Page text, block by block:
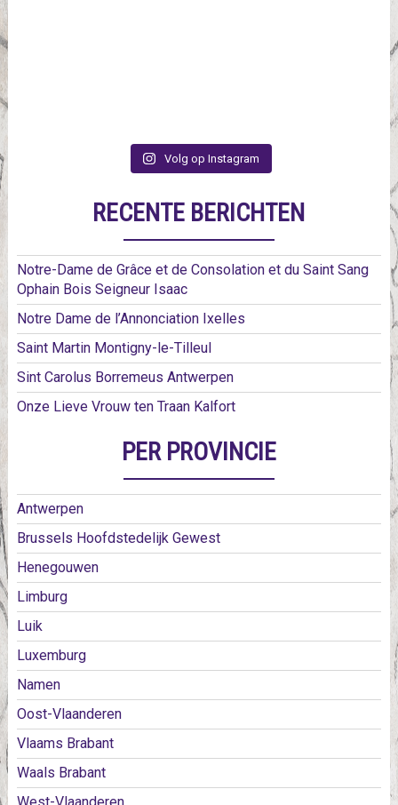
Volg op Instagram
RECENTE BERICHTEN
Notre-Dame de Grâce et de Consolation et du Saint Sang
Ophain Bois Seigneur Isaac
Notre Dame de l’Annonciation Ixelles
Saint Martin Montigny-le-Tilleul
Sint Carolus Borremeus Antwerpen
Onze Lieve Vrouw ten Traan Kalfort
PER PROVINCIE
Antwerpen
Brussels Hoofdstedelijk Gewest
Henegouwen
Limburg
Luik
Luxemburg
Namen
Oost-Vlaanderen
Vlaams Brabant
Waals Brabant